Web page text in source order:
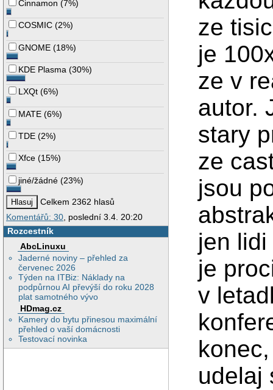
Cinnamon (7%)
COSMIC (2%)
GNOME (18%)
KDE Plasma (30%)
LXQt (6%)
MATE (6%)
TDE (2%)
Xfce (15%)
jiné/žádné (23%)
Celkem 2362 hlasů
Komentářů: 30, poslední 3.4. 20:20
Rozcestník
AbcLinuxu
Jaderné noviny – přehled za
červenec 2026
Týden na ITBiz: Náklady na
podpůrnou AI převýší do roku 2028
plat samotného vývo
HDmag.cz
Kamery do bytu přinesou maximální
přehled o vaší domácnosti
Testovací novinka
ze
je
ze v
autor.
stary
ze
jsou
jen
je
v
udelaj